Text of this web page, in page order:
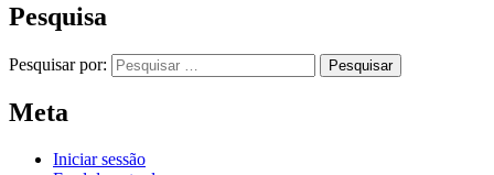
Pesquisa
Pesquisar por:
Meta
Iniciar sessão